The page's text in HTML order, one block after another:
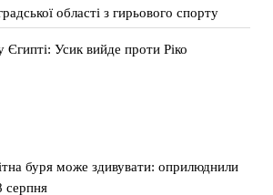
області з гирьового спорту
Єгипті: Усик вийде проти Ріко
буря може здивувати: оприлюднили
серпня